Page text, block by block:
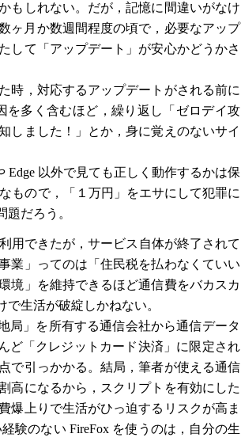
もしれない。だが，記憶に間違いがなけ
ヶ月か数週間程度の頃で，必要なアップ
して「アップデート」が安心かどうかさ
時，対応するアップデートがされる前に
を多く含むほど，繰り返し「ゼロデイ攻
しました！」とか，身に覚えのないサイ
以外で見ても正しく動作するかは保
もので，「１万円」をエサにして犯罪に
だろう。
用できたが，サービス自体が終了されて
業」ってのは「住民税を払わなくていい
境」を維持できるほど通信費をバカスカ
生活が破綻しかねない。
」を所有する通信会社から通信データ
ど「クレジットカード決済」に限定され
で引っかかる。結局，筆者が使える通信
高になるから，スクリプトを有効にした
爆上りで生活がひっ迫するリスクが高ま
験のない FireFox を使うのは，自分の生